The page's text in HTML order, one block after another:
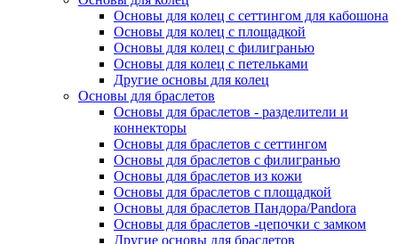
Основы для колец с сеттингом для кабошона
Основы для колец с площадкой
Основы для колец с филигранью
Основы для колец с петельками
Другие основы для колец
Основы для браслетов
Основы для браслетов - разделители и
коннекторы
Основы для браслетов с сеттингом
Основы для браслетов с филигранью
Основы для браслетов из кожи
Основы для браслетов с площадкой
Основы для браслетов Пандора/Pandora
Основы для браслетов -цепочки с замком
Другие основы для браслетов